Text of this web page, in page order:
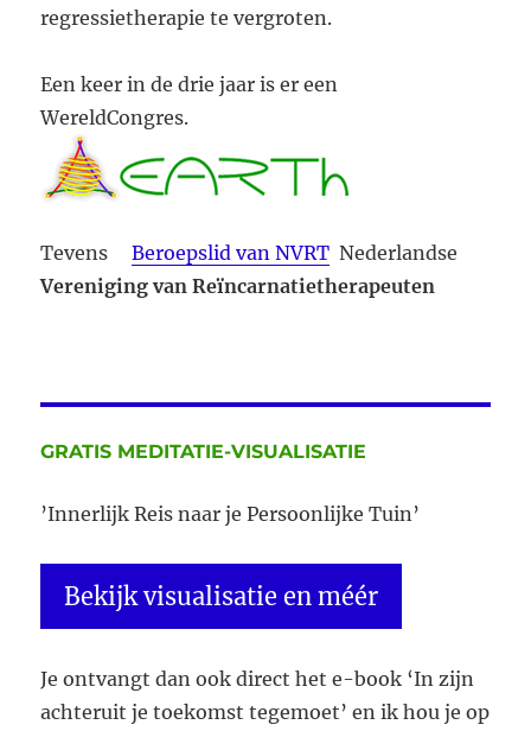
regressietherapie te vergroten.
Een keer in de drie jaar is er een
WereldCongres.
TevensBeroepslid van NVRT Nederlandse
Vereniging van Reïncarnatietherapeuten
GRATIS MEDITATIE-VISUALISATIE
’Innerlijk Reis naar je Persoonlijke Tuin’
Bekijk visualisatie en méér
Je ontvangt dan ook direct het e-book ‘In zijn
achteruit je toekomst tegemoet’ en ik hou je op